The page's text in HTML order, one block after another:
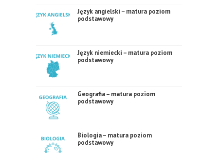
Język angielski – matura poziom
podstawowy
Język niemiecki – matura poziom
podstawowy
Geografia – matura poziom
podstawowy
Biologia – matura poziom
podstawowy